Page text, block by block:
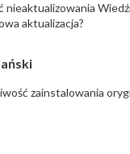
nieaktualizowania
aktualizacja?
zainstalowania